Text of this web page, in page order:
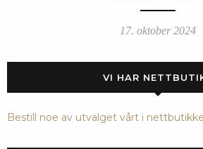
17. oktober 2024
VI HAR
Bestill noe av utvalget vårt i